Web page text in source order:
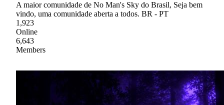
A maior comunidade de No Man's Sky do Brasil, Seja bem
vindo, uma comunidade aberta a todos. BR - PT
1,923
Online
6,643
Members